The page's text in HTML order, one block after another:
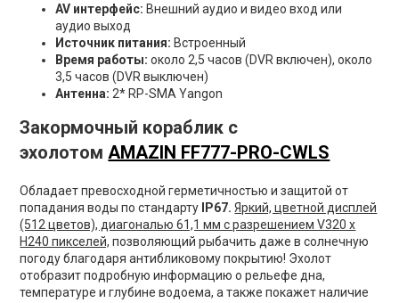
AV интерфейс: Внешний аудио и видео вход или
аудио выход
Источник питания: Встроенный
Время работы:около 2,5 часов (DVR включен), около
3,5 часов (DVR выключен)
Антенна: 2* RP-SMA Yangon
Закормочный кораблик с
эхолотом AMAZIN FF777-PRO-CWLS
Обладает превосходной герметичностью и защитой от
попадания воды по стандарту IP67.Яркий, цветной дисплей
(512 цветов), диагональю 61,1 мм с разрешением V320 x
H240 пикселей, позволяющий рыбачить даже в солнечную
погоду благодаря антибликовому покрытию! Эхолот
отобразит подробную информацию о рельефе дна,
температуре и глубине водоема, а также покажет наличие